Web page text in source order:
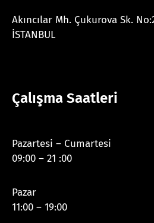
Akıncılar Mh. Çukurova Sk.
İSTANBUL
Çalışma Saatleri
Pazartesi – Cumartesi
09:00 – 21 :00
Pazar
11:00 – 19:00